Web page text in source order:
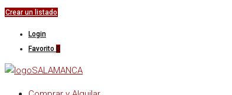
Crear un listado
Login
Favorito 0